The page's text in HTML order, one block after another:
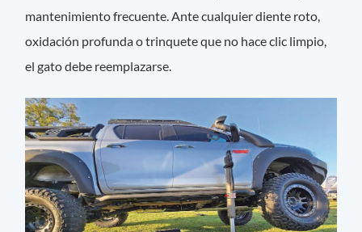
mantenimiento frecuente. Ante cualquier diente roto,
oxidación profunda o trinquete que no hace clic limpio,
el gato debe reemplazarse.